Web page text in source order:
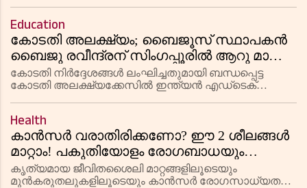
ബുക്കുകൾ പുറത്തിറക്കി. തേവര സേക്രഡ് ഹാർട്ട്
Education
കോടതി അലക്ഷ്യം; ബൈജൂസ് സ്ഥാപകൻ
ബൈജു രവീന്ദ്രന് സിംഗപ്പൂരിൽ ആറു മാസം
തടവുശിക്ഷ
കോടതി നിർദ്ദേശങ്ങൾ ലംഘിച്ചതുമായി ബന്ധപ്പെട്ട
കോടതി അലക്ഷ്യക്കേസിൽ ഇന്ത്യൻ എഡ്‌ടെക്
വിധിച്ചു. കൂടാതെ, കോടതിച്ചെലവുകൾക്കാ
Health
കാൻസർ വരാതിരിക്കണോ? ഈ 2 ശീലങ്ങൾ
മാറ്റാം! പകുതിയോളം രോഗബാധയും
തടയാനാകുമെന്ന് ലോകാരോഗ്യ സംഘടന
കൃത്യമായ ജീവിതശൈലി മാറ്റങ്ങളിലൂടെയും
മുൻകരുതലുകളിലൂടെയും കാൻസർ രോഗസാധ്യത